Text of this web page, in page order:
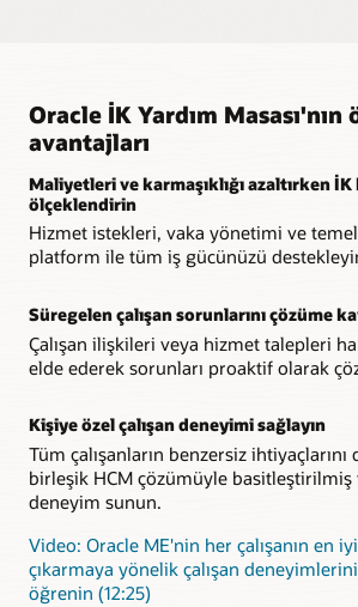
Yolculukları Keşfedin
Entegre iş zekası
Hizmet taleplerinin etkinliğini ölçmek için
Transactional Business Intelligence'ı
Yeniden gösterimi izleyin: Konuşmaya
Hizmet Sunumunda Mükemmellik
kaldırarak HCM ile birleştirilmiş eksiksiz bir
çözümü sağlayın.
Gerçek zamanlı veriler
Tüm HCM süreçlerinde birleştirilmiş bir İK
çözümüyle en güncel bilgileri gözden
Oracle İK Yardım Masası'nın
avantajları
Maliyetleri ve karmaşıklığı azaltırken
ölçeklendirin
Hizmet istekleri, vaka yönetimi ve
platform ile tüm iş gücünüzü
Süregelen çalışan sorunlarını çözüme
Çalışan ilişkileri veya hizmet talepleri
elde ederek sorunları proaktif olarak
Kişiye özel çalışan deneyimi sağlayın
Tüm çalışanların benzersiz ihtiyaçlarını
birleşik HCM çözümüyle basitleştirilmiş
deneyim sunun.
Video: Oracle ME'nin her çalışanın en
çıkarmaya yönelik çalışan
öğrenin (12:25)